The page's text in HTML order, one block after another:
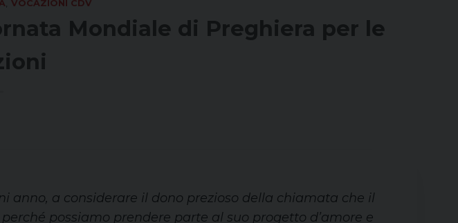
VOCAZIONI CDV
Mondiale di Preghiera per le
anno, a considerare il dono prezioso della chiamata che il
possiamo prendere parte al suo progetto d’amore e